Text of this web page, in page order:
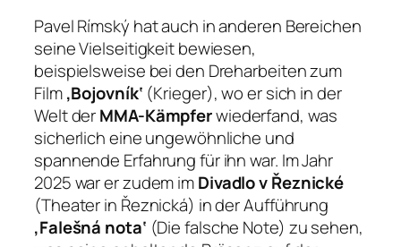
Pavel Rímský hat auch in anderen Bereichen
seine Vielseitigkeit bewiesen,
beispielsweise bei den Dreharbeiten zum
Film‚Bojovník‘ (Krieger), wo er sich in der
Welt derMMA-Kämpferwiederfand, was
sicherlich eine ungewöhnliche und
spannende Erfahrung für ihn war. Im Jahr
2025 war er zudem imDivadlo v Řeznické
(Theater in Řeznická) in der Aufführung
‚Falešná nota‘ (Die falsche Note) zu sehen,